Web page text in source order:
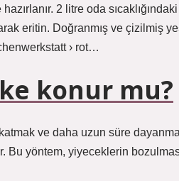
2 litre oda
eritin. Doğranmış ve çizilmiş
› rot…
konur mu?
ve daha uzun süre
yöntem, yiyeceklerin